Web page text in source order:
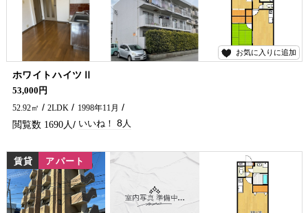
お気に入りに追加
ホワイトハイツⅡ
コンビニ・ホームワイド・スーパー等近くにあり便利な場所です♪ 延岡市で賃貸物件・アパートをお探しなら、五ヶ瀬不動産へお問い合わせください！！
53,000円
52.92㎡
2LDK 1998年11月
1690 8
賃貸 アパート